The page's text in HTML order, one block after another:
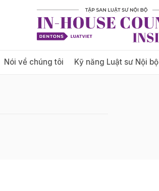
Nói về chúng tôi Kỹ năng Luật sư Nội bộ